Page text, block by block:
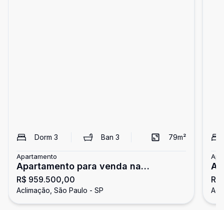
Dorm 3 Ban3 79m²
Apartamento
Apartamento para venda na
Aclimação
R$ 959.500,00
Aclimação, São Paulo - SP